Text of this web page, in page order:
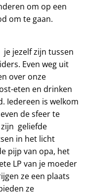
om op een
om te gaan.
jezelf zijn tussen
Even weg uit
over onze
eten en drinken
Iedereen is welkom
de sfeer te
geliefde
in het licht
pijp van opa, het
LP van je moeder
ze een plaats
ze